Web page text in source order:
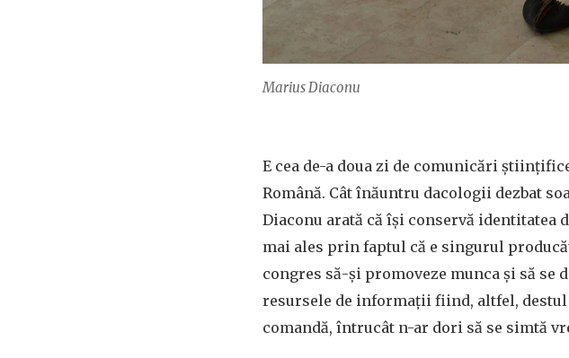
Marius Diaconu
E cea de-a doua zi de comunicări
Română. Cât înăuntru dacologii dezbat
Diaconu arată că își conservă identitatea
mai ales prin faptul că e singurul
congres să-și promoveze munca și să se
resursele de informații fiind, altfel,
comandă, întrucât n-ar dori să se simtă